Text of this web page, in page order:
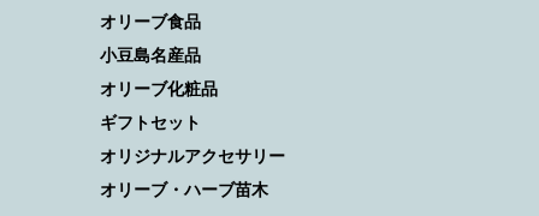
オリーブ食品
小豆島名産品
オリーブ化粧品
ギフトセット
オリジナルアクセサリー
オリーブ・ハーブ苗木